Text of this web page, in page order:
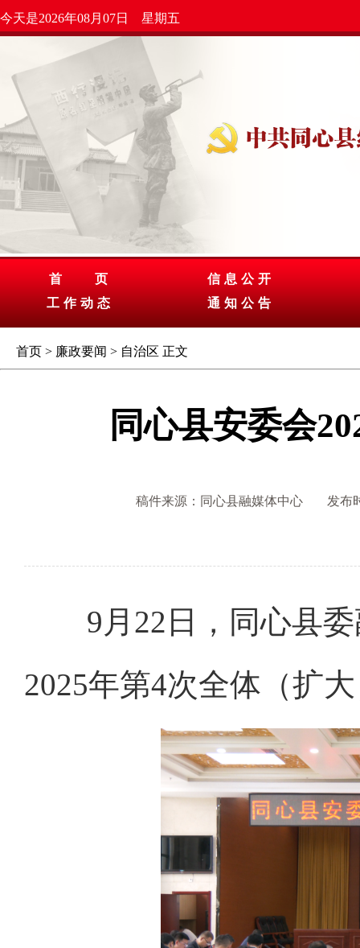
今天是2026年08月07日 星期五
首 页
工作动态
信息公开
通知公告
首页 > 廉政要闻 > 自治区 正文
同心县安委会
稿件来源：同心县融媒体中心 发布
9月22日，同心县委
2025年第4次全体（扩